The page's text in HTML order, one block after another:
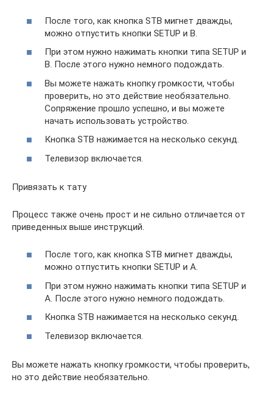
После того, как кнопка STB мигнет дважды,
можно отпустить кнопки SETUP и B.
При этом нужно нажимать кнопки типа SETUP и
B. После этого нужно немного подождать.
Вы можете нажать кнопку громкости, чтобы
проверить, но это действие необязательно.
Сопряжение прошло успешно, и вы можете
начать использовать устройство.
Кнопка STB нажимается на несколько секунд.
Телевизор включается.
Привязать к тату
Процесс также очень прост и не сильно отличается от
приведенных выше инструкций.
После того, как кнопка STB мигнет дважды,
можно отпустить кнопки SETUP и A.
При этом нужно нажимать кнопки типа SETUP и
A. После этого нужно немного подождать.
Кнопка STB нажимается на несколько секунд.
Телевизор включается.
Вы можете нажать кнопку громкости, чтобы проверить,
но это действие необязательно.